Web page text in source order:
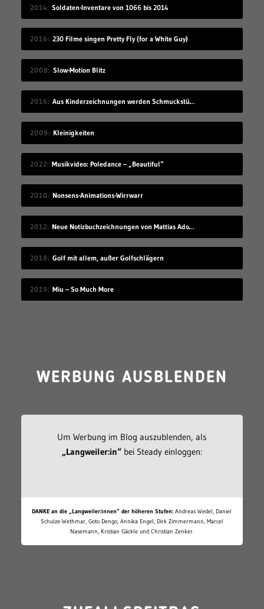
2014 Soldaten-Inventare von 1066 bis 2014
2016 230 Filme singen Pretty Fly (for a White Guy)
2008 Slow-Motion Blitz
2016 Aus Kinderzeichnungen werden Schmuckstücke
2009 Kleinigkeiten
2022 Musikvideo: Poledance – „Beautiful“
2010 Nonsens-Animations-Wirrwarr
2012 Neue Notizbuchzeichnungen von Mattias Adolfsson
2018 Golf mit allem, außer Golfschlägern
2019 Miu – So Much More
WERBUNG AUSBLENDEN
Um Werbung im Blog auszublenden, als
„Langweiler:in“bei Steady einloggen:
DANKE an die „Langweiler:innen“ der höheren Stufen: Andreas Wedel, Daniel
Schulze-Wethmar, Goto Dengo, Annika Engel, Dirk Zimmermann, Marcel
Nasemann, Kristian Gäckle und Christian Zenker.